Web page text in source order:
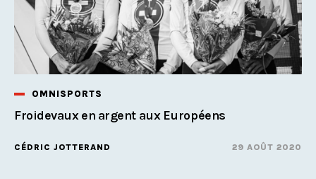
OMNISPORTS
Froidevaux en argent aux Européens
CÉDRIC JOTTERAND 29 AOÛT 2020